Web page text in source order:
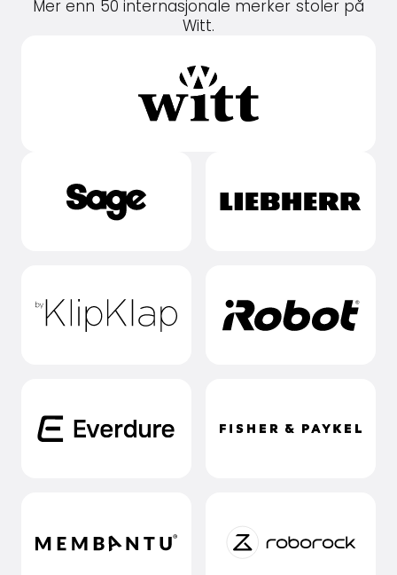
Mer enn 50 internasjonale merker stoler på
Witt.